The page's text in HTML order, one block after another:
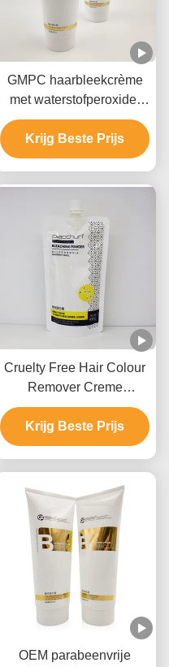
GMPC haarbleekcrème
met waterstofperoxide,
ammoniumhydroxide en
minerale olie
Krijg Beste Prijs
Cruelty Free Hair Colour
Remover Creme
Haarbleking voor
salongebruik 9 niveaus
Krijg Beste Prijs
OEM parabeenvrije